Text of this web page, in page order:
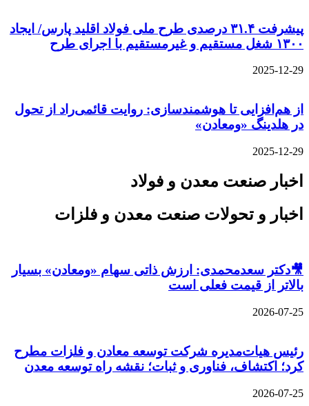
پیشرفت ۳۱.۴ درصدی طرح ملی فولاد اقلید پارس/ ایجاد
۱۳۰۰ شغل مستقیم و غیرمستقیم با اجرای طرح
2025-12-29
از هم‌افزایی تا هوشمندسازی: روایت قائمی‌راد از تحول
در هلدینگ «ومعادن»
2025-12-29
اخبار صنعت معدن و فولاد
اخبار و تحولات صنعت معدن و فلزات
🎥دکتر سعدمحمدی: ارزش ذاتی سهام «ومعادن» بسیار
بالاتر از قیمت فعلی است
2026-07-25
رئیس هیات‌مدیره شرکت توسعه معادن و فلزات مطرح
کرد؛ اکتشاف، فناوری و ثبات؛ نقشه راه توسعه معدن
2026-07-25